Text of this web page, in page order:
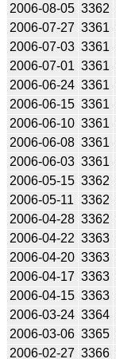
2006-08-05 3362
2006-07-27 3361
2006-07-03 3361
2006-07-01 3361
2006-06-24 3361
2006-06-15 3361
2006-06-10 3361
2006-06-08 3361
2006-06-03 3361
2006-05-15 3362
2006-05-11 3362
2006-04-28 3362
2006-04-22 3363
2006-04-20 3363
2006-04-17 3363
2006-04-15 3363
2006-03-24 3364
2006-03-06 3365
2006-02-27 3366